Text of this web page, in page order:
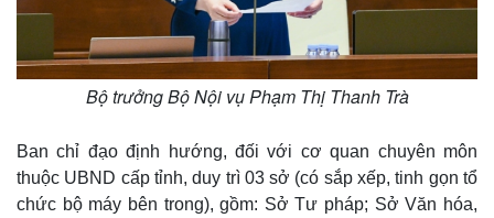
Bộ trưởng Bộ Nội vụ Phạm Thị Thanh Trà
Ban chỉ đạo định hướng, đối với cơ quan chuyên môn
thuộc UBND cấp tỉnh, duy trì 03 sở (có sắp xếp, tinh gọn tổ
chức bộ máy bên trong), gồm: Sở Tư pháp; Sở Văn hóa,